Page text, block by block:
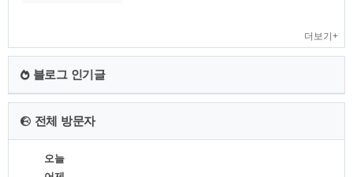
더보기+
블로그 인기글
전체 방문자
오늘